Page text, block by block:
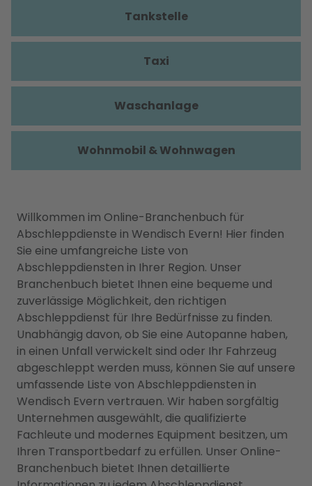
Willkommen im Online-Branchenbuch für
Abschleppdienste in Wendisch Evern! Hier finden
Sie eine umfangreiche Liste von
Abschleppdiensten in Ihrer Region. Unser
Branchenbuch bietet Ihnen eine bequeme und
zuverlässige Möglichkeit, den richtigen
Abschleppdienst für Ihre Bedürfnisse zu finden.
Unabhängig davon, ob Sie eine Autopanne haben,
in einen Unfall verwickelt sind oder Ihr Fahrzeug
abgeschleppt werden muss, können Sie auf unsere
umfassende Liste von Abschleppdiensten in
Wendisch Evern vertrauen. Wir haben sorgfältig
Unternehmen ausgewählt, die qualifizierte
Fachleute und modernes Equipment besitzen, um
Ihren Transportbedarf zu erfüllen. Unser Online-
Branchenbuch bietet Ihnen detaillierte
Tankstelle
Taxi
Waschanlage
Wohnmobil & Wohnwagen